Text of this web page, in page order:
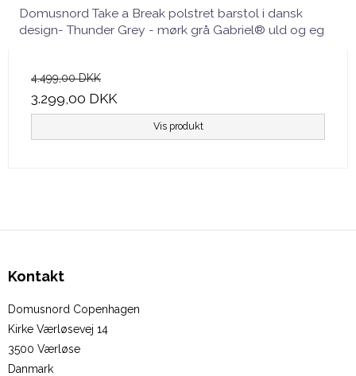
Domusnord Take a Break polstret barstol i dansk
design- Thunder Grey - mørk grå Gabriel® uld og eg
4.499,00 DKK
3.299,00 DKK
Vis produkt
Kontakt
Domusnord Copenhagen
Kirke Værløsevej 14
3500 Værløse
Danmark